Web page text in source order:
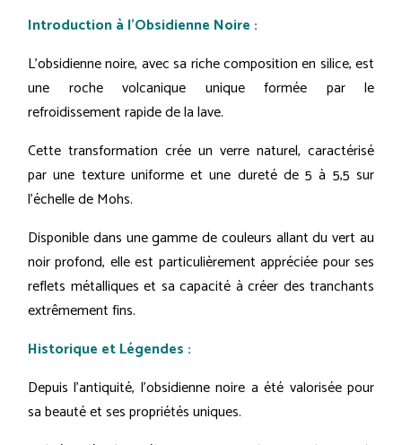
Introduction à l'Obsidienne Noire :
L'obsidienne noire, avec sa riche composition en silice, est
une roche volcanique unique formée par le
refroidissement rapide de la lave.
Cette transformation crée un verre naturel, caractérisé
par une texture uniforme et une dureté de 5 à 5,5 sur
l'échelle de Mohs.
Disponible dans une gamme de couleurs allant du vert au
noir profond, elle est particulièrement appréciée pour ses
reflets métalliques et sa capacité à créer des tranchants
extrêmement fins.
Historique et Légendes :
Depuis l'antiquité, l'obsidienne noire a été valorisée pour
sa beauté et ses propriétés uniques.